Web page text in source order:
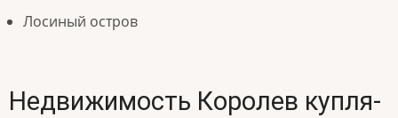
Лосиный остров
Недвижимость Королев купля-